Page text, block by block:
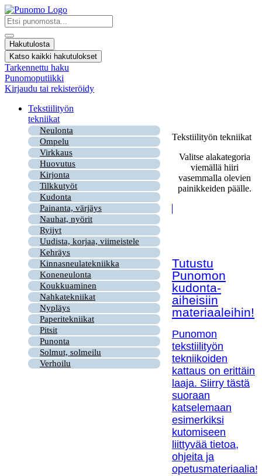
Mene
sisältöön
Search
...
Hakutulosta
Katso kaikki hakutulokset
Tarkennettu haku
Punomoputiikki
Kirjaudu tai rekisteröidy
Tekstiilityön
tekniikat
Neulonta
Ompelu
Virkkaus
Huovutus
Kirjonta
Tilkkutyöt
Kudonta
Painanta, värjäys
Nauhat, nyörit
Ryijyt
Uudista, korjaa, viimeistele
Kehräys
Kinnasneulatekniikka
Koneneulonta
Koukkuaminen
Nahkatekniikat
Nypläys
Paperitekniikat
Pitsit
Punonta
Solmut, solmeilu
Verhoilu
Tekstiilityön tekniikat
Valitse alakategoria
viemällä hiiri
vasemmalla olevien
painikkeiden päälle.
Tutustu
Punomon
kudonta-
aiheisiin
materiaaleihin!
Punomon
tekstiilityön
tekniikoiden
kattaus on erittäin
laaja. Siirry tästä
suoraan
katselemaan
esimerkiksi
kutomiseen
liittyvää tietoa,
ohjeita ja
opetusmateriaalia!